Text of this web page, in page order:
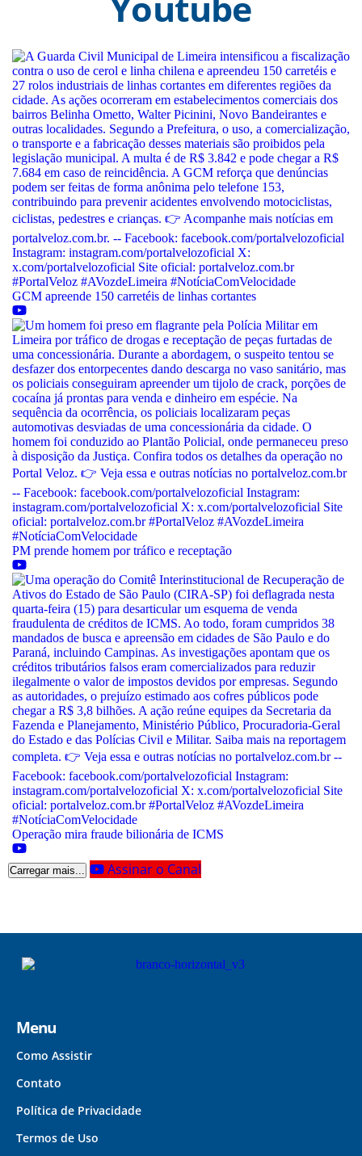
GCM apreende 150 carretéis de linhas cortantes
PM prende homem por tráfico e receptação
Operação mira fraude bilionária de ICMS
Carregar mais... Assinar o Canal
Menu
Como Assistir
Contato
Política de Privacidade
Termos de Uso